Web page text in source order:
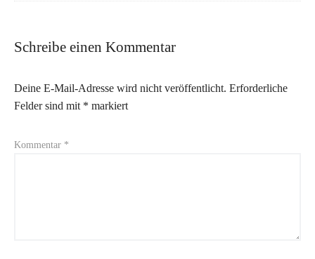
Schreibe einen Kommentar
Deine E-Mail-Adresse wird nicht veröffentlicht. Erforderliche
Felder sind mit * markiert
Kommentar *